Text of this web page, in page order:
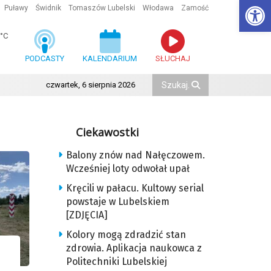
Puławy Świdnik Tomaszów Lubelski Włodawa Zamość
°C
PODCASTY KALENDARIUM SŁUCHAJ
czwartek, 6 sierpnia 2026
Ciekawostki
Balony znów nad Nałęczowem.
Wcześniej loty odwołał upał
Kręcili w pałacu. Kultowy serial
powstaje w Lubelskiem
[ZDJĘCIA]
Kolory mogą zdradzić stan
zdrowia. Aplikacja naukowca z
Politechniki Lubelskiej